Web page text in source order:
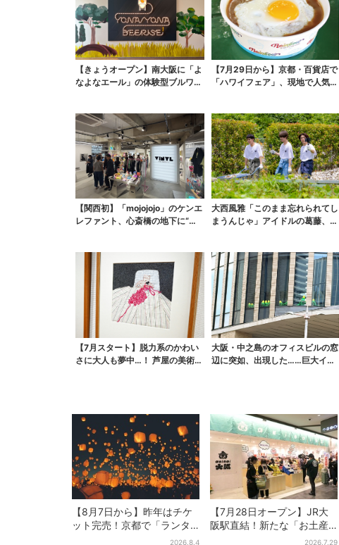
【きょうオープン】南大阪に「よ
なよなエール」の体験型ブルワリ
【7月29日から】京都・百貨店で
「ハワイフェア」、現地で人気の
【関西初】「mojojojo」のケンエ
レファント、心斎橋の地下に“新
大西風雅「このまま忘れられてし
まうんじゃ」アイドルの葛藤、漏
【7月スタート】脱力系のかわい
さに大人も夢中…！ 芦屋の美術館
大阪・中之島のオフィスビルの窓
辺に突如、出現した……巨大イン
【8月7日から】昨年はチケ
ット完売！京都で「ランタ
ンフェス」、最大3500の光
2026.8.4
【7月28日オープン】JR大
阪駅直結！新たな「お土産
ショップ」、銘菓バラ売り
2026.7.29